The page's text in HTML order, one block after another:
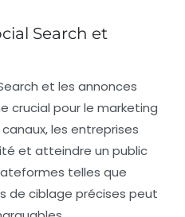
Search et
et les annonces
crucial pour le marketing
les entreprises
et atteindre un public
telles que
de ciblage précises peut